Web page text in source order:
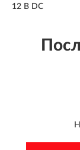
12 В DC